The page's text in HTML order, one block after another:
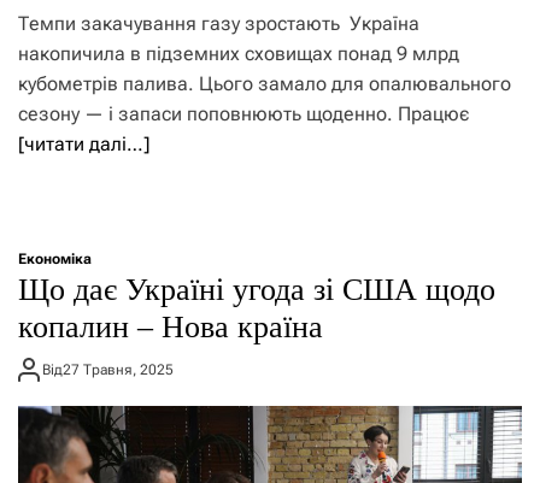
Темпи закачування газу зростають Україна
накопичила в підземних сховищах понад 9 млрд
кубометрів палива. Цього замало для опалювального
сезону — і запаси поповнюють щоденно. Працює
[читати далі…]
Економіка
Що дає Україні угода зі США щодо
копалин – Нова країна
Від27 Травня, 2025